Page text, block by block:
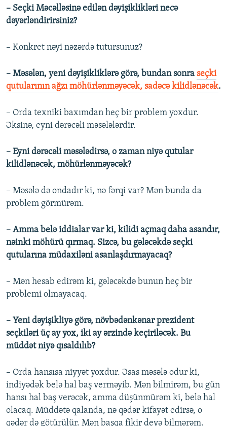
– Seçki Məcəlləsinə edilən dəyişiklikləri necə
dəyərləndirirsiniz?
– Konkret nəyi nəzərdə tutursunuz?
– Məsələn, yeni dəyişikliklərə görə, bundan sonra seçki
qutularının ağzı möhürlənməyəcək, sadəcə kilidlənəcək.
– Orda texniki baxımdan heç bir problem yoxdur.
Əksinə, eyni dərəcəli məsələlərdir.
– Eyni dərəcəli məsələdirsə, o zaman niyə qutular
kilidlənəcək, möhürlənməyəcək?
– Məsələ də ondadır ki, nə fərqi var? Mən bunda da
problem görmürəm.
– Amma belə iddialar var ki, kilidi açmaq daha asandır,
nəinki möhürü qırmaq. Sizcə, bu gələcəkdə seçki
qutularına müdaxiləni asanlaşdırmayacaq?
– Mən hesab edirəm ki, gələcəkdə bunun heç bir
problemi olmayacaq.
– Yeni dəyişikliyə görə, növbədənkənar prezident
seçkiləri üç ay yox, iki ay ərzində keçiriləcək. Bu
müddət niyə qısaldılıb?
– Orda hansısa niyyət yoxdur. Əsas məsələ odur ki,
indiyədək belə hal baş verməyib. Mən bilmirəm, bu gün
hansı hal baş verəcək, amma düşünmürəm ki, belə hal
olacaq. Müddətə qalanda, nə qədər kifayət edirsə, o
qədər də götürülür. Mən başqa fikir deyə bilmərəm.